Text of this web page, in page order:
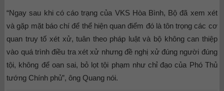
“Ngay sau khi có cáo trạng của VKS Hòa Bình, Bộ đã xem xét
và gặp mặt báo chí để thể hiện quan điểm đó là tôn trọng các cơ
quan truy tố xét xử, tuân theo pháp luật và bộ không can thiệp
vào quá trình điều tra xét xử nhưng đề nghị xử đúng người đúng
tội, không để oan sai, bỏ lọt tội phạm như chỉ đạo của Phó Thủ
tướng Chính phủ”, ông Quang nói.